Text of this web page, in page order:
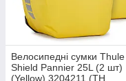
Велосипедні сумки Thule
Shield Pannier 25L (2 шт)
(Yellow) 3204211 (TH